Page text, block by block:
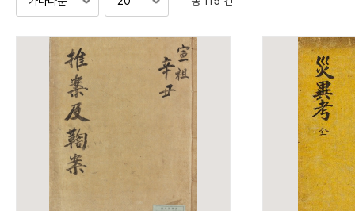
검색 연산자 사용안내
정조 AND 정약용
“정조”와 “정약
“정조” 또는 “
“정조”가 나온